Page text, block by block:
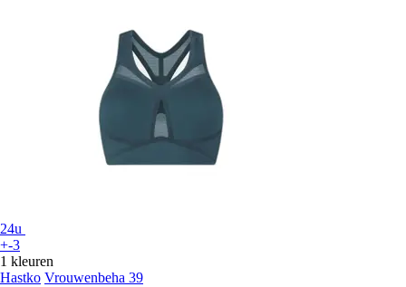
24u
+-3
1 kleuren
Hastko Vrouwenbeha 39